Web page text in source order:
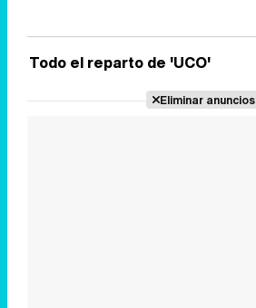
Todo el reparto de 'UCO'
Eliminar anuncios